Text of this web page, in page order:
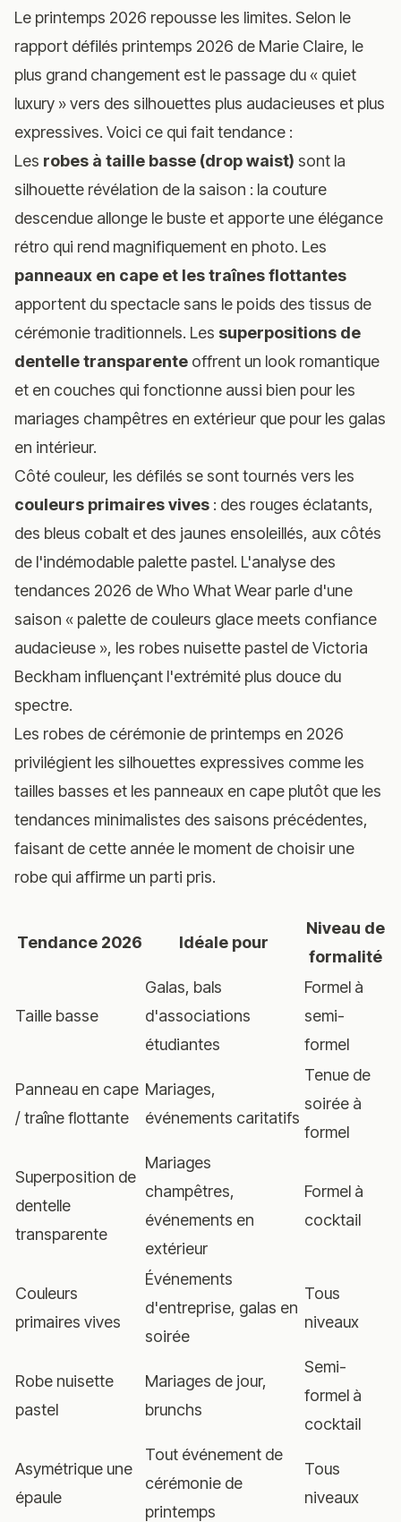
Le printemps 2026 repousse les limites. Selon le
rapport défilés printemps 2026 de Marie Claire, le
plus grand changement est le passage du « quiet
luxury » vers des silhouettes plus audacieuses et plus
expressives. Voici ce qui fait tendance :
Les robes à taille basse (drop waist) sont la
silhouette révélation de la saison : la couture
descendue allonge le buste et apporte une élégance
rétro qui rend magnifiquement en photo. Les
panneaux en cape et les traînes flottantes
apportent du spectacle sans le poids des tissus de
cérémonie traditionnels. Les superpositions de
dentelle transparente offrent un look romantique
et en couches qui fonctionne aussi bien pour les
mariages champêtres en extérieur que pour les galas
en intérieur.
Côté couleur, les défilés se sont tournés vers les
couleurs primaires vives : des rouges éclatants,
des bleus cobalt et des jaunes ensoleillés, aux côtés
de l'indémodable palette pastel. L'analyse des
tendances 2026 de Who What Wear parle d'une
saison « palette de couleurs glace meets confiance
audacieuse », les robes nuisette pastel de Victoria
Beckham influençant l'extrémité plus douce du
spectre.
Les robes de cérémonie de printemps en 2026
privilégient les silhouettes expressives comme les
tailles basses et les panneaux en cape plutôt que les
tendances minimalistes des saisons précédentes,
faisant de cette année le moment de choisir une
robe qui affirme un parti pris.
Tendance 2026 Idéale pour
Niveau de
formalité
Taille basse
Galas, bals
d'associations
étudiantes
Formel à
semi-
formel
Panneau en cape
/ traîne flottante
Mariages,
événements caritatifs
Tenue de
soirée à
formel
Superposition de
dentelle
transparente
Mariages
champêtres,
événements en
extérieur
Formel à
cocktail
Couleurs
primaires vives
Événements
d'entreprise, galas en
soirée
Tous
niveaux
Robe nuisette
pastel
Mariages de jour,
brunchs
Semi-
formel à
cocktail
Asymétrique une
épaule
Tout événement de
cérémonie de
printemps
Tous
niveaux